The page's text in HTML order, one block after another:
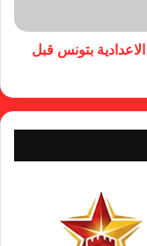
بتونس قبل